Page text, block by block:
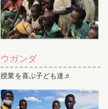
ウガンダ
授業を喜ぶ子ども達♬